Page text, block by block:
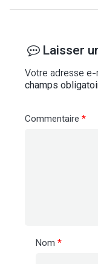
Laisser
Votre adresse
champs
Commentaire *
Nom *